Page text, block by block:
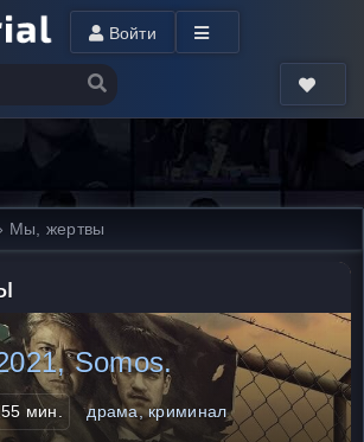
Войти
Мы, жертвы
Somos.
55 мин. драма, криминал